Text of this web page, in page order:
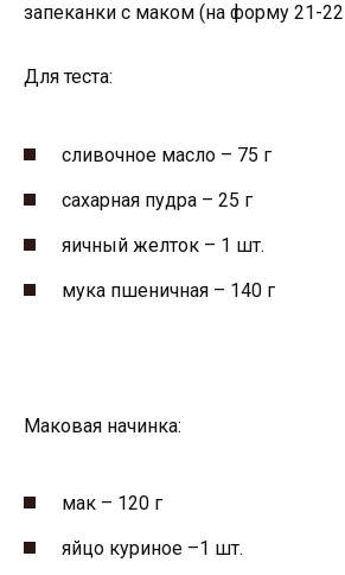
запеканки с маком (на форму 21-
Для теста:
сливочное масло – 75 г
сахарная пудра – 25 г
яичный желток – 1 шт.
мука пшеничная – 140 г
Маковая начинка:
мак – 120 г
яйцо куриное –1 шт.